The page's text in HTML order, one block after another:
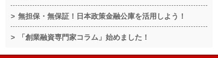
無担保・無保証！日本政策金融公庫を活用しよう！
「創業融資専門家コラム」始めました！